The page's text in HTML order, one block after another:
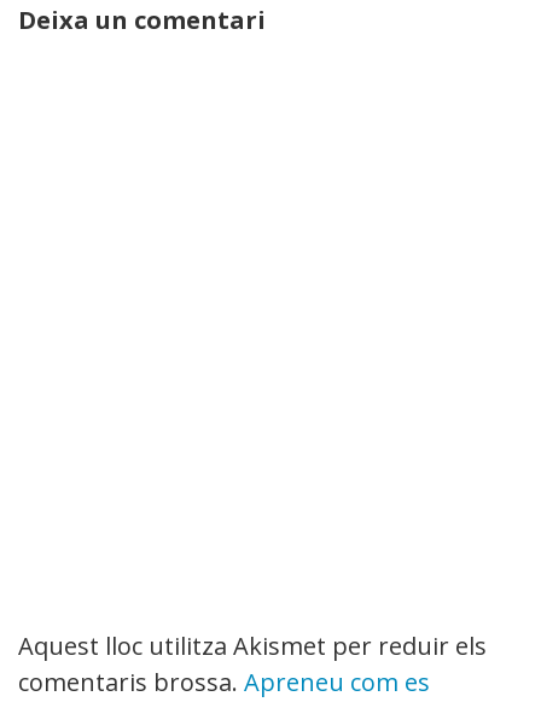
Deixa un comentari
Aquest lloc utilitza Akismet per reduir els
comentaris brossa. Apreneu com es